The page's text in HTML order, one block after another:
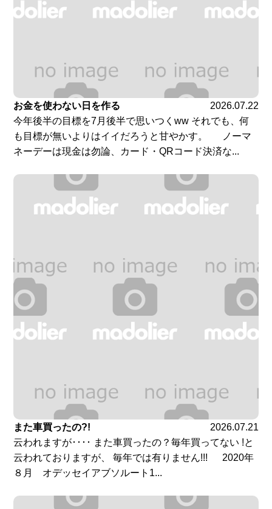
お金を使わない日を作る
2026.07.22
今年後半の目標を7月後半で思いつくww それでも、何
も目標が無いよりはイイだろうと甘やかす。 ノーマ
ネーデーは現金は勿論、カード・QRコード決済な...
また車買ったの?!
2026.07.21
云われますが････ また車買ったの？毎年買ってない !と
云われておりますが、 毎年では有りません!!! 2020年
８月 オデッセイアブソルート1...